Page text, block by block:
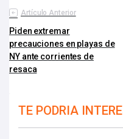
Artículo Anterior
Piden extremar
precauciones en playas de
NY ante corrientes de
resaca
TE PODRIA